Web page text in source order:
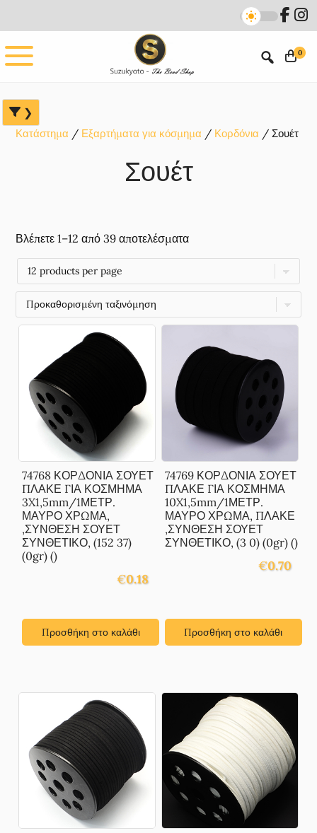
main
content
primary
sidebar
footer
0
Κατάστημα Εξαρτήματα για κόσμημα Κορδόνια Σουέτ
Σουέτ
Βλέπετε 1–12 από 39 αποτελέσματα
74768 ΚΟΡΔΟΝΙΑ ΣΟΥΕΤ
ΠΛΑΚΕ ΓΙΑ ΚΟΣΜΗΜΑ
3X1,5mm/1ΜΕΤΡ.
ΜΑΥΡΟ ΧΡΩΜΑ,
,ΣΥΝΘΕΣΗ ΣΟΥΕΤ
ΣΥΝΘΕΤΙΚΟ, (152 37)
(0gr) ()
€0.18
Προσθήκη στο καλάθι
74769 ΚΟΡΔΟΝΙΑ ΣΟΥΕΤ
ΠΛΑΚΕ ΓΙΑ ΚΟΣΜΗΜΑ
10X1,5mm/1ΜΕΤΡ.
ΜΑΥΡΟ ΧΡΩΜΑ, ΠΛΑΚΕ
,ΣΥΝΘΕΣΗ ΣΟΥΕΤ
ΣΥΝΘΕΤΙΚΟ, (3 0) (0gr) ()
€0.70
Προσθήκη στο καλάθι